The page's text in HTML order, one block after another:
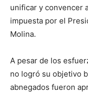
unificar y convencer
impuesta por el
Molina.
A pesar de los
no logró su objetivo
abnegados fueron